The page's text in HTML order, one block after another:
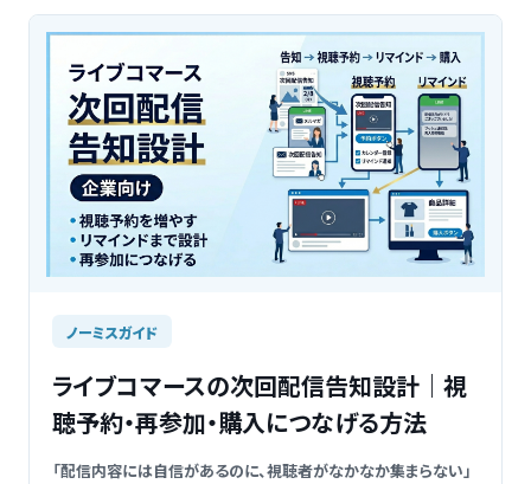
ノーミスガイド
ライブコマースの次回配信告知設計｜視
聴予約・再参加・購入につなげる方法
「配信内容には自信があるのに、視聴者がなかなか集まらない」